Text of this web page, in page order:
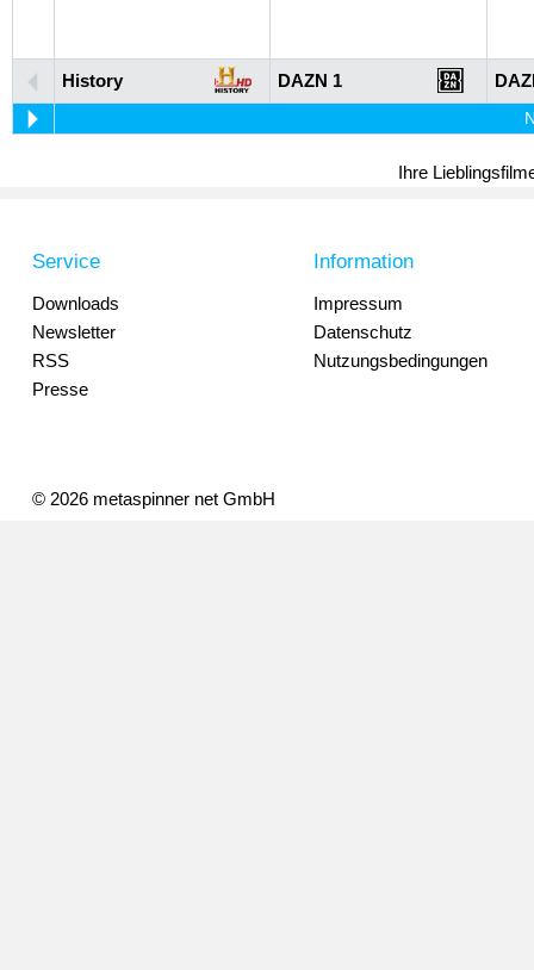
History DAZN 1
Ihre
Service
Downloads
Newsletter
RSS
Presse
Information
Impressum
Datenschutz
Nutzungsbedingungen
© 2026 metaspinner net GmbH